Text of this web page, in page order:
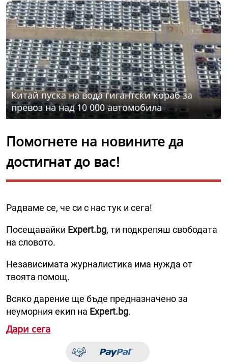
Китай пуска на вода гигантски кораб за
превоз на над 10 000 автомобила
Помогнете на новините да
достигнат до вас!
Радваме се, че си с нас тук и сега!
Посещавайки Expert.bg, ти подкрепяш свободата
на словото.
Независимата журналистика има нужда от
твоята помощ.
Всяко дарение ще бъде предназначено за
неуморния екип на Expert.bg.
Дари сега